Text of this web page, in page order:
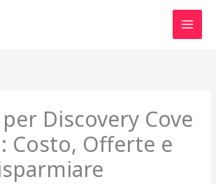
Discovery Cove
Costo, Offerte e